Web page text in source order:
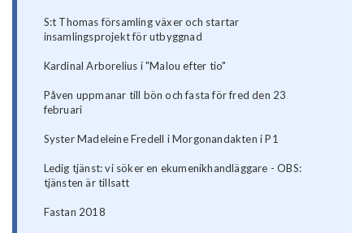
S:t Thomas församling växer och startar
insamlingsprojekt för utbyggnad
Kardinal Arborelius i "Malou efter tio"
Påven uppmanar till bön och fasta för fred den 23
februari
Syster Madeleine Fredell i Morgonandakten i P1
Ledig tjänst: vi söker en ekumenikhandläggare - OBS:
tjänsten är tillsatt
Fastan 2018